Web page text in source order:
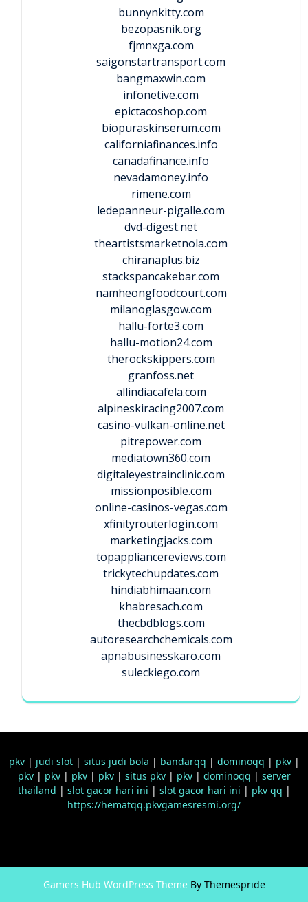
bunnynkitty.com
bezopasnik.org
fjmnxga.com
saigonstartransport.com
bangmaxwin.com
infonetive.com
epictacoshop.com
biopuraskinserum.com
californiafinances.info
canadafinance.info
nevadamoney.info
rimene.com
ledepanneur-pigalle.com
dvd-digest.net
theartistsmarketnola.com
chiranaplus.biz
stackspancakebar.com
namheongfoodcourt.com
milanoglasgow.com
hallu-forte3.com
hallu-motion24.com
therockskippers.com
granfoss.net
allindiacafela.com
alpineskiracing2007.com
casino-vulkan-online.net
pitrepower.com
mediatown360.com
digitaleyestrainclinic.com
missionposible.com
online-casinos-vegas.com
xfinityrouterlogin.com
marketingjacks.com
topappliancereviews.com
trickytechupdates.com
hindiabhimaan.com
khabresach.com
thecbdblogs.com
autoresearchchemicals.com
apnabusinesskaro.com
suleckiego.com
pkv| judi slot| situs judi bola | bandarqq | dominoqq | pkv|
pkv| pkv| pkv| pkv| situs pkv| pkv| dominoqq | server
thailand | slot gacor hari ini | slot gacor hari ini | pkv qq |
https://hematqq.pkvgamesresmi.org/
Gamers Hub WordPress ThemeBy Themespride